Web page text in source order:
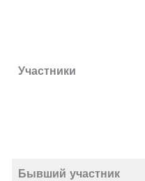
Участники
Бывший участник